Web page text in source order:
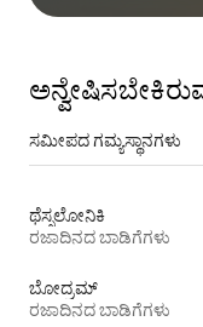
ಸಮೀಪದ ಗಮ್ಯಸ್ಥಾನಗಳು
ಥೆಸ್ಸಲೋನಿಕಿ
ರಜಾದಿನದ ಬಾಡಿಗೆಗಳು
ಬೋದ್ರಮ್
ರಜಾದಿನದ ಬಾಡಿಗೆಗಳು